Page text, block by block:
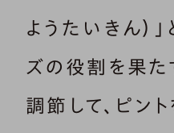
ようたいきん）
ズの役割を果
調節して、ピン